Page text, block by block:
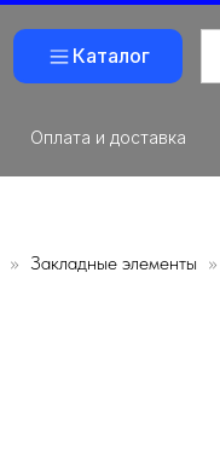
Каталог
Оплата и доставка
Закладные элементы